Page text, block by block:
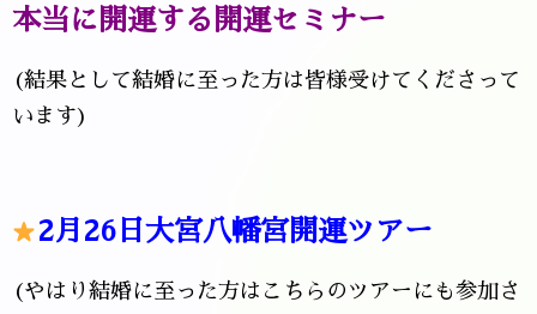
本当に開運する開運セミナー
(結果として結婚に至った方は皆様受けてくださって
います)
2月26日大宮八幡宮開運ツアー
(やはり結婚に至った方はこちらのツアーにも参加さ